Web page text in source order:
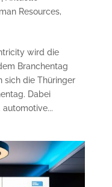
Resources,
wird die
Branchentag
sich die Thü­rin­ger
Dabei